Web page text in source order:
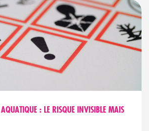
: LE RISQUE INVISIBLE MAIS